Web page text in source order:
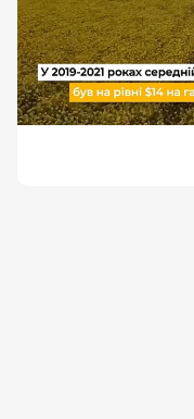
наживаються на
продукти дешевші
дешевше; по-друге,
це та перспективи
контексті вступу в
\"Аграрна